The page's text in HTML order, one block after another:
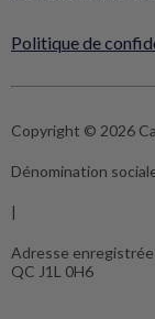
Politique de
Copyright © 2026
Dénomination
|
Adresse enregistrée
QC J1L 0H6